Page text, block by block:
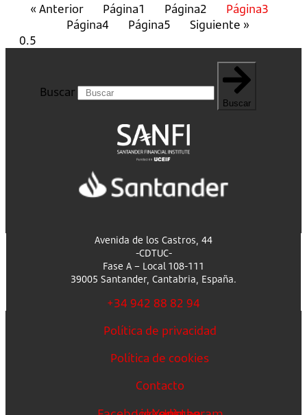
« Anterior Página1 Página2 Página3
Página4 Página5 Siguiente »
Buscar
Buscar
Avenida de los Castros, 44
-CDTUC-
Fase A – Local 108-111
39005 Santander, Cantabria, España.
+34 942 88 82 94
Política de privacidad
Política de cookies
Contacto